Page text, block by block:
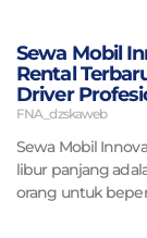
Sewa Mobil
Rental
Driver
FNA_dzskaweb
Sewa Mobil
libur panjang
orang untuk